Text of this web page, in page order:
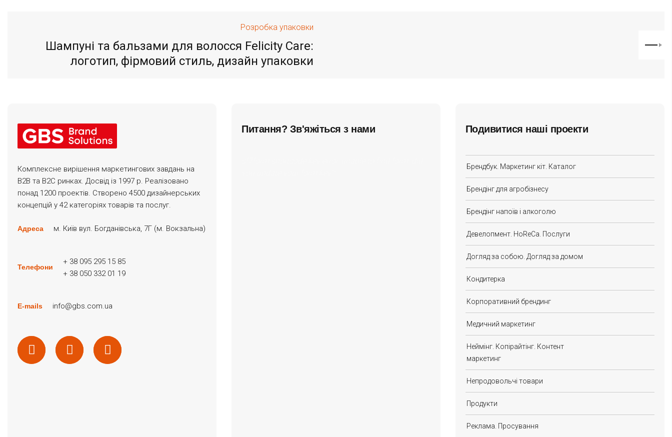
Розробка упаковки
Шампуні та бальзами для волосся Felicity Care:
логотип, фірмовий стиль, дизайн упаковки
Комплексне вирішення маркетингових завдань на
B2B та B2C ринках. Досвід із 1997 р. Реалізовано
понад 1200 проектів. Створено 4500 дизайнерських
концепцій у 42 категоріях товарів та послуг.
Адреса м. Київ вул. Богданівська, 7Г (м. Вокзальна)
Телефони
+ 38 095 295 15 85
+ 38 050 332 01 19
E-mails info@gbs.com.ua
Питання? Зв'яжіться з нами Подивитися наші проекти
Брендбук. Маркетинг кіт. Каталог
Брендінг для агробізнесу
Брендінг напоїв і алкоголю
Девелопмент. HoReCa. Послуги
Догляд за собою. Догляд за домом
Кондитерка
Корпоративний брендинг
Медичний маркетинг
Неймінг. Копірайтінг. Контент
маркетинг
Непродовольчі товари
Продукти
Реклама. Просування